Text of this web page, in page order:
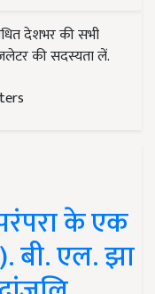
देशभर की सभी
की सदस्यता लें.
के एक
बी. एल. झा